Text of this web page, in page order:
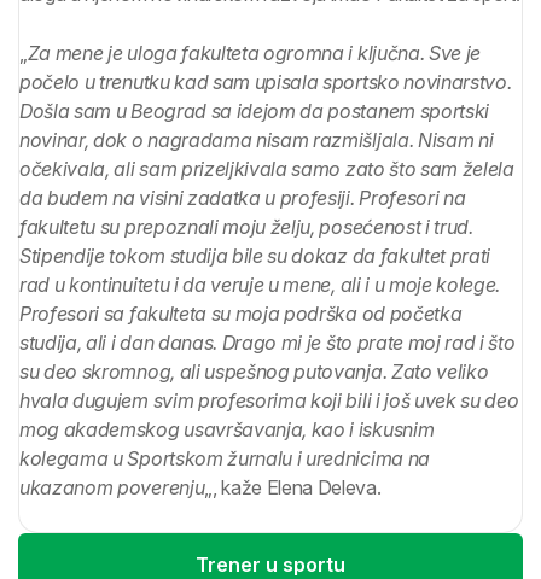
„Za mene je uloga fakulteta ogromna i ključna. Sve je
počelo u trenutku kad sam upisala sportsko novinarstvo.
Došla sam u Beograd sa idejom da postanem sportski
novinar, dok o nagradama nisam razmišljala. Nisam ni
očekivala, ali sam prizeljkivala samo zato što sam želela
da budem na visini zadatka u profesiji. Profesori na
fakultetu su prepoznali moju želju, posećenost i trud.
Stipendije tokom studija bile su dokaz da fakultet prati
rad u kontinuitetu i da veruje u mene, ali i u moje kolege.
Profesori sa fakulteta su moja podrška od početka
studija, ali i dan danas. Drago mi je što prate moj rad i što
su deo skromnog, ali uspešnog putovanja. Zato veliko
hvala dugujem svim profesorima koji bili i još uvek su deo
mog akademskog usavršavanja, kao i iskusnim
kolegama u Sportskom žurnalu i urednicima na
ukazanom poverenju„, kaže Elena Deleva.
Trener u sportu